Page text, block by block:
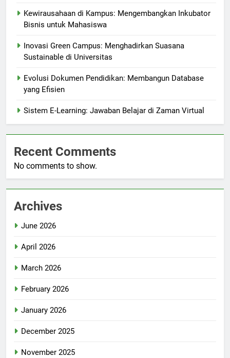
Kewirausahaan di Kampus: Mengembangkan Inkubator
Bisnis untuk Mahasiswa
Inovasi Green Campus: Menghadirkan Suasana
Sustainable di Universitas
Evolusi Dokumen Pendidikan: Membangun Database
yang Efisien
Sistem E-Learning: Jawaban Belajar di Zaman Virtual
Recent Comments
No comments to show.
Archives
June 2026
April 2026
March 2026
February 2026
January 2026
December 2025
November 2025